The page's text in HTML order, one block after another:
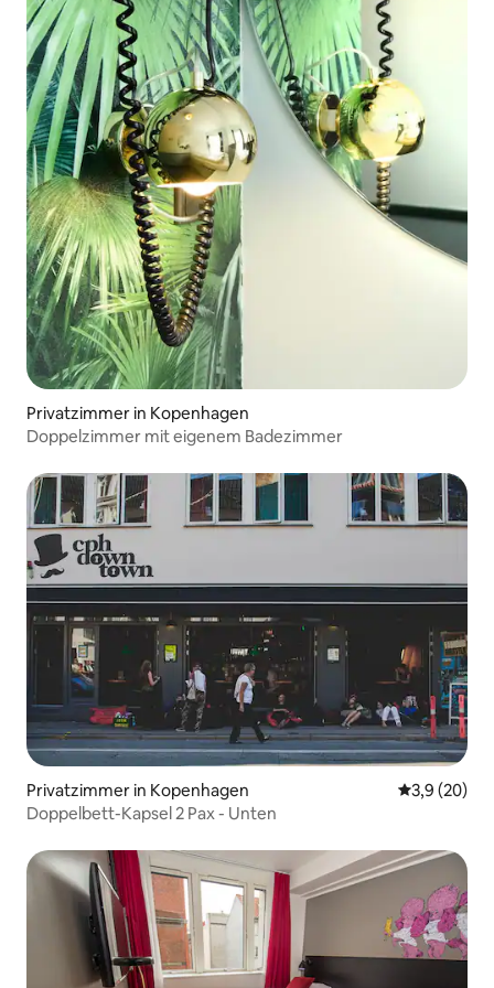
Privatzimmer in Kopenhagen
Doppelzimmer mit eigenem Badezimmer
Privatzimmer in Kopenhagen
3,9 (20)
Doppelbett-Kapsel 2 Pax - Unten